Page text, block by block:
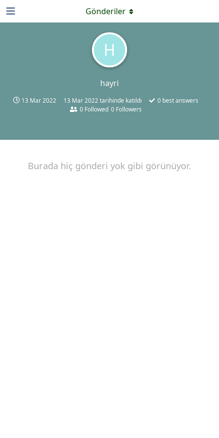
H
hayri
13 Mar 2022 13 Mar 2022tarihinde katıldı 0 best answers
0 Followed 0 Followers
Gönderiler
Burada hiç gönderi yok gibi görünüyor.